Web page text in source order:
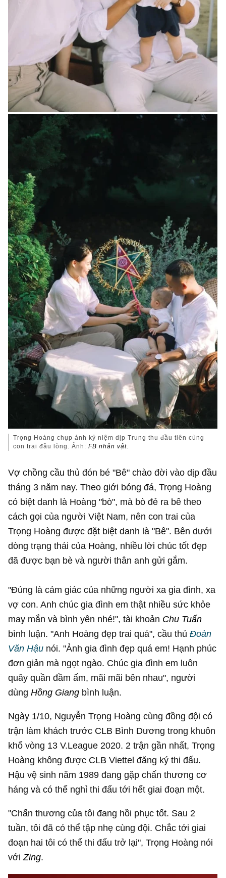
Trọng Hoàng chụp ảnh kỷ niệm dịp Trung thu đầu tiên cùng
con trai đầu lòng. Ảnh:FB nhân vật.
Vợ chồng cầu thủ đón bé "Bê" chào đời vào dịp đầu
tháng 3 năm nay. Theo giới bóng đá, Trọng Hoàng
có biệt danh là Hoàng "bò", mà bò đẻ ra bê theo
cách gọi của người Việt Nam, nên con trai của
Trọng Hoàng được đặt biệt danh là "Bê". Bên dưới
dòng trạng thái của Hoàng, nhiều lời chúc tốt đẹp
đã được bạn bè và người thân anh gửi gắm.
"Đúng là cảm giác của những người xa gia đình, xa
vợ con. Anh chúc gia đình em thật nhiều sức khỏe
may mắn và bình yên nhé!", tài khoản Chu Tuấn
bình luận. "Anh Hoàng đẹp trai quá", cầu thủĐoàn
Văn Hậu nói. "Ảnh gia đình đẹp quá em! Hạnh phúc
đơn giản mà ngọt ngào. Chúc gia đình em luôn
quây quần đầm ấm, mãi mãi bên nhau", người
dùngHồng Giang bình luận.
Ngày 1/10, Nguyễn Trọng Hoàng cùng đồng đội có
trận làm khách trước CLB Bình Dương trong khuôn
khổ vòng 13 V.League 2020. 2 trận gần nhất, Trọng
Hoàng không được CLB Viettel đăng ký thi đấu.
Hậu vệ sinh năm 1989 đang gặp chấn thương cơ
háng và có thể nghỉ thi đấu tới hết giai đoạn một.
"Chấn thương của tôi đang hồi phục tốt. Sau 2
tuần, tôi đã có thể tập nhẹ cùng đội. Chắc tới giai
đoạn hai tôi có thể thi đấu trở lại", Trọng Hoàng nói
vớiZing.